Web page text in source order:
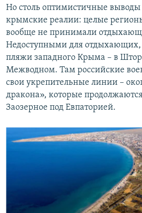
Но столь оптимистичные выводы
крымские реалии: целые
вообще не принимали
Недоступными для
пляжи западного Крыма – в
Межводном. Там российские
свои укрепительные линии –
дракона», которые
Заозерное под Евпаторией.